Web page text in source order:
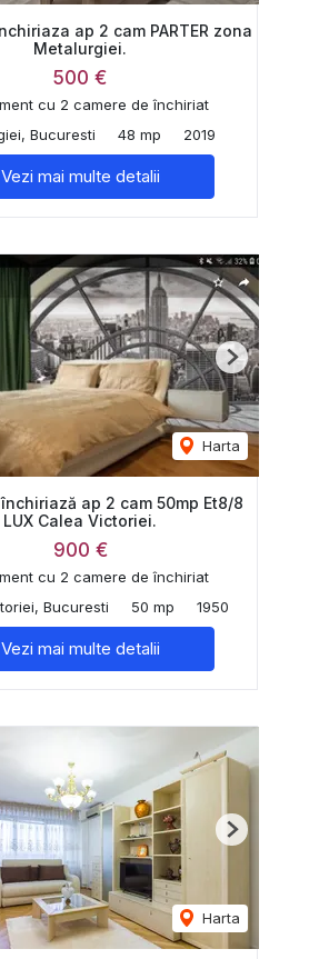
ap 2 cam PARTER zona
Metalurgiei.
500 €
cu 2 camere de închiriat
Bucuresti
48 mp 2019
Vezi mai multe detalii
Harta
Next
închiriază ap 2 cam 50mp Et8/8
LUX Calea Victoriei.
900 €
cu 2 camere de închiriat
Bucuresti
50 mp 1950
Vezi mai multe detalii
Harta
Next